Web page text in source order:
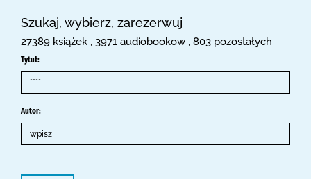
Szukaj, wybierz, zarezerwuj
27389 książek , 3971 audiobookow , 803 pozostałych
Tytuł:
Autor: